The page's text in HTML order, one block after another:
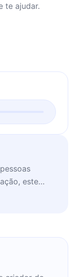
te ajudar.
este
ser lido em